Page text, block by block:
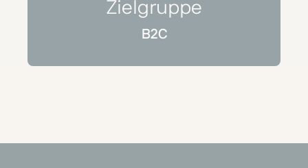
Zielgruppe
B2C